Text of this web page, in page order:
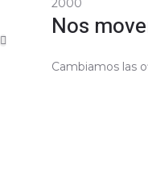
2000
Nos
Cambiamos las